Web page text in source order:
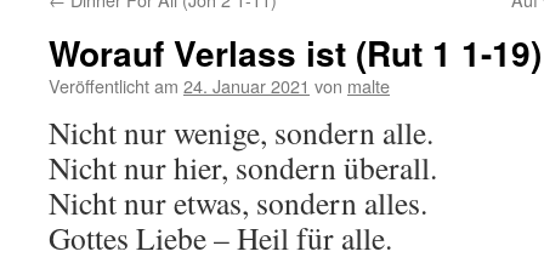
Worauf Verlass ist (Rut 1 1-19)
Veröffentlicht am 24. Januar 2021 von malte
Nicht nur wenige, sondern alle.
Nicht nur hier, sondern überall.
Nicht nur etwas, sondern alles.
Gottes Liebe – Heil für alle.